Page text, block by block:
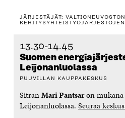
JÄRJESTÄJÄT:
13.30-14.45
Suomen
Leijonanluolassa
PUUVILLAN KAUPPAKESKUS
SitranMari Pantsaron mukana
Leijonanluolassa. Seuraa